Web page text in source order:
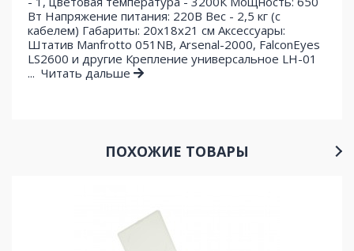
Вт Напряжение питания: 220В Вес - 2,5 кг (с
кабелем) Габариты: 20х18х21 см Аксессуары:
Штатив Manfrotto 051NB, Arsenal-2000, FalconEyes
LS2600 и другие Крепление универсальное LH-01
... Читать дальше
ПОХОЖИЕ ТОВАРЫ